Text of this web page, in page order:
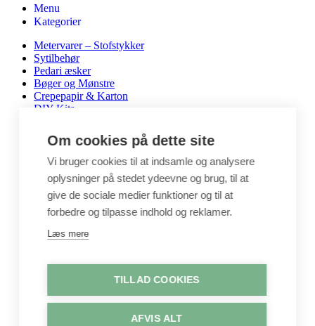
Menu
Kategorier
Metervarer – Stofstykker
Sytilbehør
Pedari æsker
Bøger og Mønstre
Crepepapir & Karton
DIY Kits
Interiør / Puder
Unika / Accessories
Garn
Perler & smykkedele
Tegne & maleartikler
Gavekort
Byggesæt
Unika
Om cookies på dette site
Vi bruger cookies til at indsamle og analysere
oplysninger på stedet ydeevne og brug, til at
give de sociale medier funktioner og til at
forbedre og tilpasse indhold og reklamer.
Læs mere
TILLAD COOKIES
AFVIS ALT